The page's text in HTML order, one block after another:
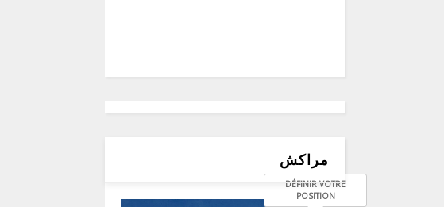
مراكش
DÉFINIR VOTRE
POSITION